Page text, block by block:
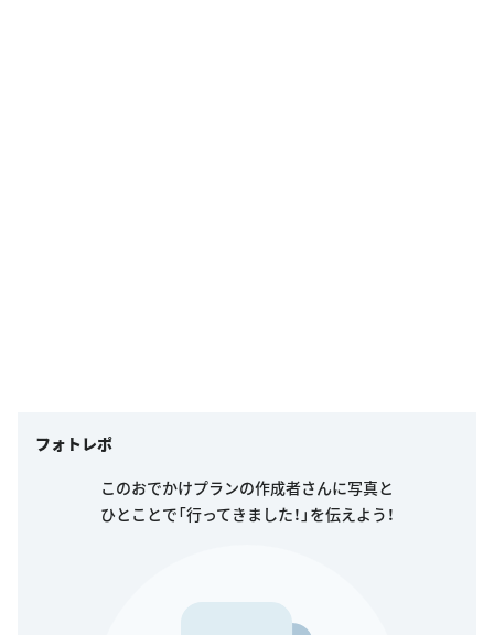
フォトレポ
このおでかけプランの作成者さんに写真と
ひとことで「行ってきました！」を伝えよう！